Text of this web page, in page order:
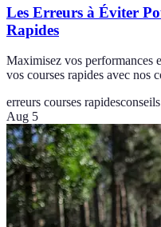
Les Erreurs à Éviter
Rapides
Maximisez vos performances
vos courses rapides avec nos
erreurs courses rapides
Aug 5